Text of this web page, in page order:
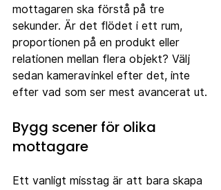
mottagaren ska förstå på tre
sekunder. Är det flödet i ett rum,
proportionen på en produkt eller
relationen mellan flera objekt? Välj
sedan kameravinkel efter det, inte
efter vad som ser mest avancerat ut.
Bygg scener för olika
mottagare
Ett vanligt misstag är att bara skapa